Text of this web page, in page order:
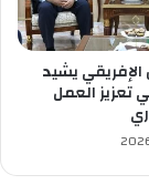
الإفريقي يشيد
تعزيز العمل